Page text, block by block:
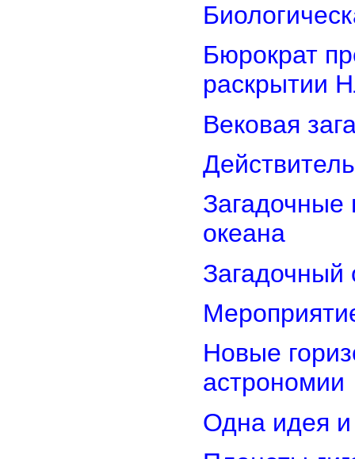
Бюрократ
раскрытии
Вековая
Загадочные
океана
Загадочный
Новые
астрономии
Одна идея и